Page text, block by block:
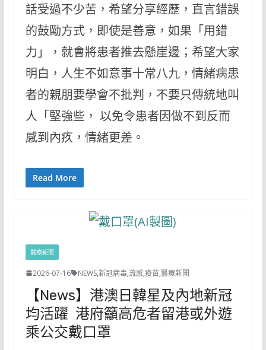
話受過不少苦，希望分享經歷，直言錯誤
的鼓勵方式，即使是善意，如果「用錯
力」，就會將患者推去懸崖邊；希望大家
明白，人生不如意事十常八九，情緒病患
者的親朋要學會不批判，不要只傳統地叫
人「堅強些， 以免令患者因做不到反而
感到內疚，情緒更差。
Read More
醫療新聞
2026-07-16 NEWS,新冠病毒,流感,疫苗,醫療新聞
【News】港澳日韓星及內地新冠
均活躍 港府籲高危者留港或外遊
乘公交戴口罩